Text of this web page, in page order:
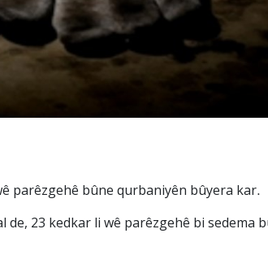
parêzgehê bûne qurbaniyên bûyera kar.
23 kedkar li wê parêzgehê bi sedema